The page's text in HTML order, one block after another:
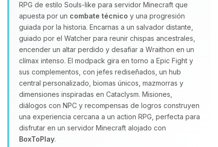
RPG de estilo Souls‑like para servidor Minecraft que
apuesta por un combate técnico y una progresión
guiada por la historia. Encarnas a un salvador distante,
guiado por el Watcher para reunir chispas ancestrales,
encender un altar perdido y desafiar a Wraithon en un
clímax intenso. El modpack gira en torno a Epic Fight y
sus complementos, con jefes rediseñados, un hub
central personalizado, biomas únicos, mazmorras y
dimensiones inspiradas en Cataclysm. Misiones,
diálogos con NPC y recompensas de logros construyen
una experiencia cercana a un action RPG, perfecta para
disfrutar en un servidor Minecraft alojado con
BoxToPlay.
07/08/2026 07:06